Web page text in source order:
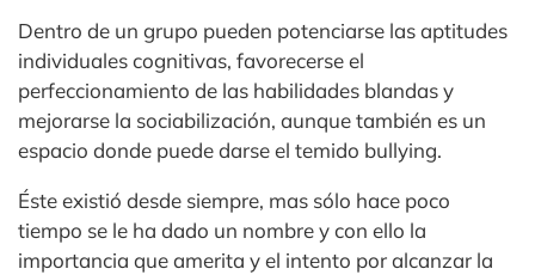
Dentro de un grupo pueden potenciarse las aptitudes
individuales cognitivas, favorecerse el
perfeccionamiento de las habilidades blandas y
mejorarse la sociabilización, aunque también es un
espacio donde puede darse el temido bullying.
Éste existió desde siempre, mas sólo hace poco
tiempo se le ha dado un nombre y con ello la
importancia que amerita y el intento por alcanzar la